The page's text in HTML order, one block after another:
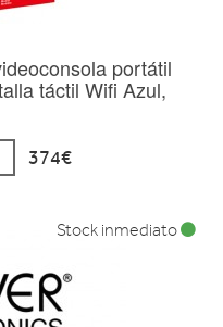
portátil
táctil Wifi Azul,
374€
Stock inmediato